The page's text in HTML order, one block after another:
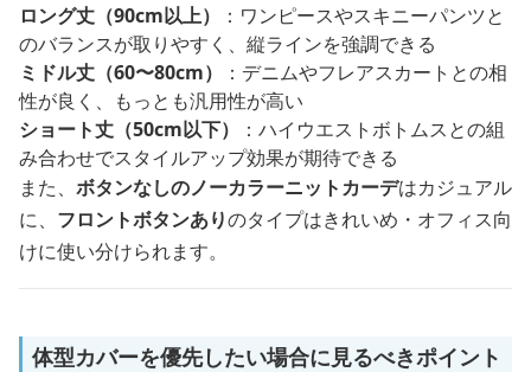
ロング丈（90cm以上）
：ワンピースやスキニーパンツと
のバランスが取りやすく、縦ラインを強調できる
ミドル丈（60〜80cm）
：デニムやフレアスカートとの相
性が良く、もっとも汎用性が高い
ショート丈（50cm以下）
：ハイウエストボトムスとの組
み合わせでスタイルアップ効果が期待できる
また、 ボタンなしのノーカラーニットカーデはカジュアル
に、 フロントボタンありのタイプはきれいめ・オフィス向
けに使い分けられます。
体型カバーを優先したい場合に見るべきポイント